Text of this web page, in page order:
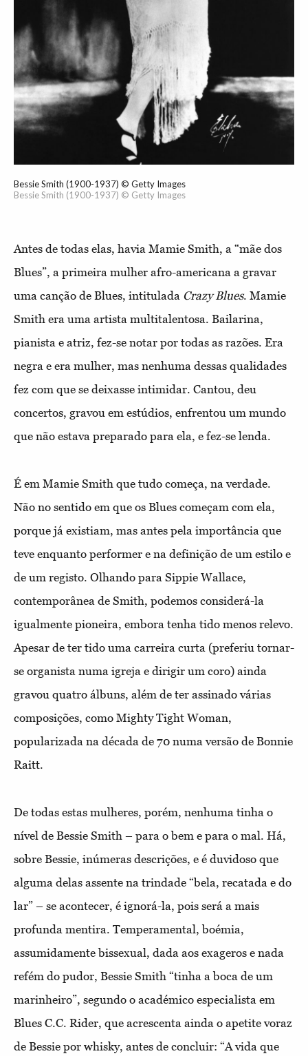
Bessie Smith (1900-1937) © Getty Images
Bessie Smith (1900-1937) © Getty Images
Antes de todas elas, havia Mamie Smith, a “mãe dos
Blues”, a primeira mulher afro-americana a gravar
uma canção de Blues, intitulada Crazy Blues. Mamie
Smith era uma artista multitalentosa. Bailarina,
pianista e atriz, fez-se notar por todas as razões. Era
negra e era mulher, mas nenhuma dessas qualidades
fez com que se deixasse intimidar. Cantou, deu
concertos, gravou em estúdios, enfrentou um mundo
que não estava preparado para ela, e fez-se lenda.
É em Mamie Smith que tudo começa, na verdade.
Não no sentido em que os Blues começam com ela,
porque já existiam, mas antes pela importância que
teve enquanto performer e na definição de um estilo e
de um registo. Olhando para Sippie Wallace,
contemporânea de Smith, podemos considerá-la
igualmente pioneira, embora tenha tido menos relevo.
Apesar de ter tido uma carreira curta (preferiu tornar-
se organista numa igreja e dirigir um coro) ainda
gravou quatro álbuns, além de ter assinado várias
composições, como Mighty Tight Woman,
popularizada na década de 70 numa versão de Bonnie
Raitt.
De todas estas mulheres, porém, nenhuma tinha o
nível de Bessie Smith – para o bem e para o mal. Há,
sobre Bessie, inúmeras descrições, e é duvidoso que
alguma delas assente na trindade “bela, recatada e do
lar” – se acontecer, é ignorá-la, pois será a mais
profunda mentira. Temperamental, boémia,
assumidamente bissexual, dada aos exageros e nada
refém do pudor, Bessie Smith “tinha a boca de um
marinheiro”, segundo o académico especialista em
Blues C.C. Rider, que acrescenta ainda o apetite voraz
de Bessie por whisky, antes de concluir: “A vida que